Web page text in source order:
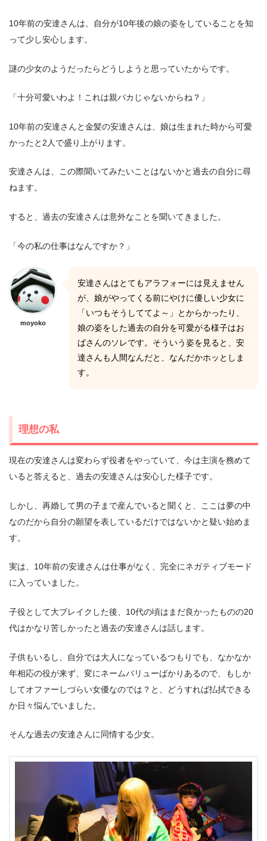
10年前の安達さんは、自分が10年後の娘の姿をしていることを知
って少し安心します。
謎の少女のようだったらどうしようと思っていたからです。
「十分可愛いわよ！これは親バカじゃないからね？」
10年前の安達さんと金髪の安達さんは、娘は生まれた時から可愛
かったと2人で盛り上がります。
安達さんは、この際聞いてみたいことはないかと過去の自分に尋
ねます。
すると、過去の安達さんは意外なことを聞いてきました。
「今の私の仕事はなんですか？」
moyoko
安達さんはとてもアラフォーには見えません
が、娘がやってくる前にやけに優しい少女に
「いつもそうしててよ～」とからかったり、
娘の姿をした過去の自分を可愛がる様子はお
ばさんのソレです。そういう姿を見ると、安
達さんも人間なんだと、なんだかホッとしま
す。
理想の私
現在の安達さんは変わらず役者をやっていて、今は主演を務めて
いると答えると、過去の安達さんは安心した様子です。
しかし、再婚して男の子まで産んでいると聞くと、ここは夢の中
なのだから自分の願望を表しているだけではないかと疑い始めま
す。
実は、10年前の安達さんは仕事がなく、完全にネガティブモード
に入っていました。
子役として大ブレイクした後、10代の頃はまだ良かったものの20
代はかなり苦しかったと過去の安達さんは話します。
子供もいるし、自分では大人になっているつもりでも、なかなか
年相応の役が来ず、変にネームバリューばかりあるので、もしか
してオファーしづらい女優なのでは？と、どうすれば払拭できる
か日々悩んでいました。
そんな過去の安達さんに同情する少女。